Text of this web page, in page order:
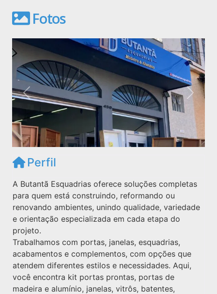
Fotos
Anterior
Perfil
A Butantã Esquadrias oferece soluções completas
para quem está construindo, reformando ou
renovando ambientes, unindo qualidade, variedade
e orientação especializada em cada etapa do
projeto.
Trabalhamos com portas, janelas, esquadrias,
acabamentos e complementos, com opções que
atendem diferentes estilos e necessidades. Aqui,
você encontra kit portas prontas, portas de
madeira e alumínio, janelas, vitrôs, batentes,